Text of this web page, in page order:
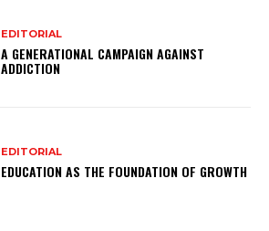
EDITORIAL
A GENERATIONAL CAMPAIGN AGAINST
ADDICTION
EDITORIAL
EDUCATION AS THE FOUNDATION OF GROWTH